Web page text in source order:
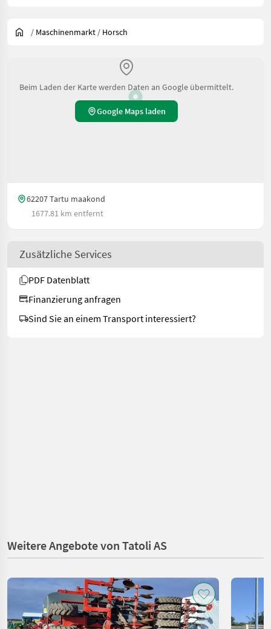
/ Maschinenmarkt / Horsch
Beim Laden der Karte werden Daten an Google übermittelt.
Google Maps laden
62207 Tartu maakond
1677.81 km entfernt
Zusätzliche Services
PDF Datenblatt
Finanzierung anfragen
Sind Sie an einem Transport interessiert?
Weitere Angebote von Tatoli AS